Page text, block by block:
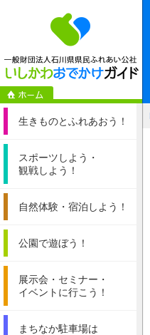
生きものとふれあおう！
スポーツしよう・
観戦しよう！
自然体験・ 宿泊しよう！
公園で遊ぼう！
展示会・セミナー・
イベントに行こう！
まちなか駐車場は